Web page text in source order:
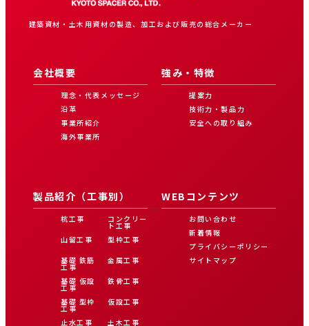
建築資材・土木用資材の製造、加工および販売の総合メーカー
会社概要
理念・代表メッセージ
沿革
事業所紹介
海外事業所
強み・特徴
提案力
技術力・製品力
安全への取り組み
製品紹介（工事別）
杭工事
山留工事
基礎 鉄筋
工事
基礎 仮設
工事
基礎 型枠
工事
止水工事
コンクリー
ト工事
型枠工事
金属工事
鉄骨工事
仮設工事
土木工事
WEBコンテンツ
お問い合わせ
新着情報
プライバシーポリシー
サイトマップ